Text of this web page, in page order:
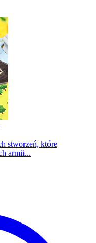
stworzeń, które
armii...